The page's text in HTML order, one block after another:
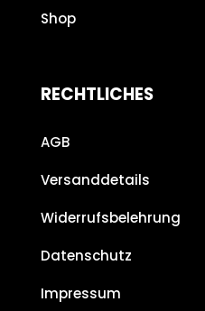
Shop
RECHTLICHES
AGB
Versanddetails
Widerrufsbelehrung
Datenschutz
Impressum